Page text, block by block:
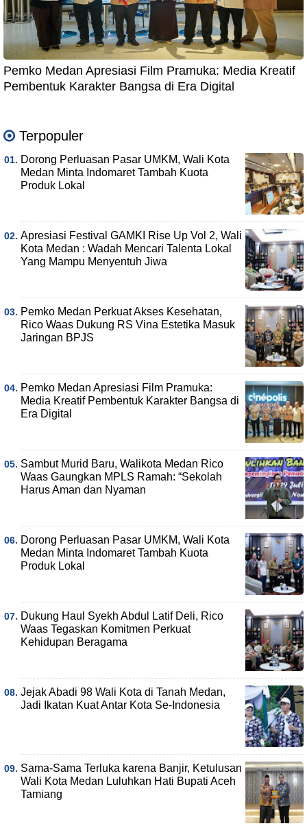
Pemko Medan Apresiasi Film Pramuka: Media Kreatif
Pembentuk Karakter Bangsa di Era Digital
Terpopuler
Dorong Perluasan Pasar UMKM, Wali Kota
Medan Minta Indomaret Tambah Kuota
Produk Lokal
Apresiasi Festival GAMKI Rise Up Vol 2, Wali
Kota Medan : Wadah Mencari Talenta Lokal
Yang Mampu Menyentuh Jiwa
Pemko Medan Perkuat Akses Kesehatan,
Rico Waas Dukung RS Vina Estetika Masuk
Jaringan BPJS
Pemko Medan Apresiasi Film Pramuka:
Media Kreatif Pembentuk Karakter Bangsa di
Era Digital
Sambut Murid Baru, Walikota Medan Rico
Waas Gaungkan MPLS Ramah: “Sekolah
Harus Aman dan Nyaman
Dorong Perluasan Pasar UMKM, Wali Kota
Medan Minta Indomaret Tambah Kuota
Produk Lokal
Dukung Haul Syekh Abdul Latif Deli, Rico
Waas Tegaskan Komitmen Perkuat
Kehidupan Beragama
Jejak Abadi 98 Wali Kota di Tanah Medan,
Jadi Ikatan Kuat Antar Kota Se-Indonesia
Sama-Sama Terluka karena Banjir, Ketulusan
Wali Kota Medan Luluhkan Hati Bupati Aceh
Tamiang